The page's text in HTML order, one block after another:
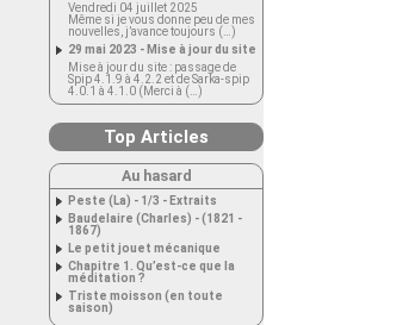
Vendredi 04 juillet 2025
Même si je vous donne peu de mes
nouvelles, j’avance toujours (…)
29 mai 2023 - Mise à jour du site
Mise à jour du site : passage de
Spip 4.1.9 à 4.2.2 et de Sarka-spip
4.0.1 à 4.1.0 (Merci à (…)
Top Articles
Au hasard
Peste (La) - 1/3 - Extraits
Baudelaire (Charles) - (1821 -
1867)
Le petit jouet mécanique
Chapitre 1. Qu’est-ce que la
méditation ?
Triste moisson (en toute
saison)